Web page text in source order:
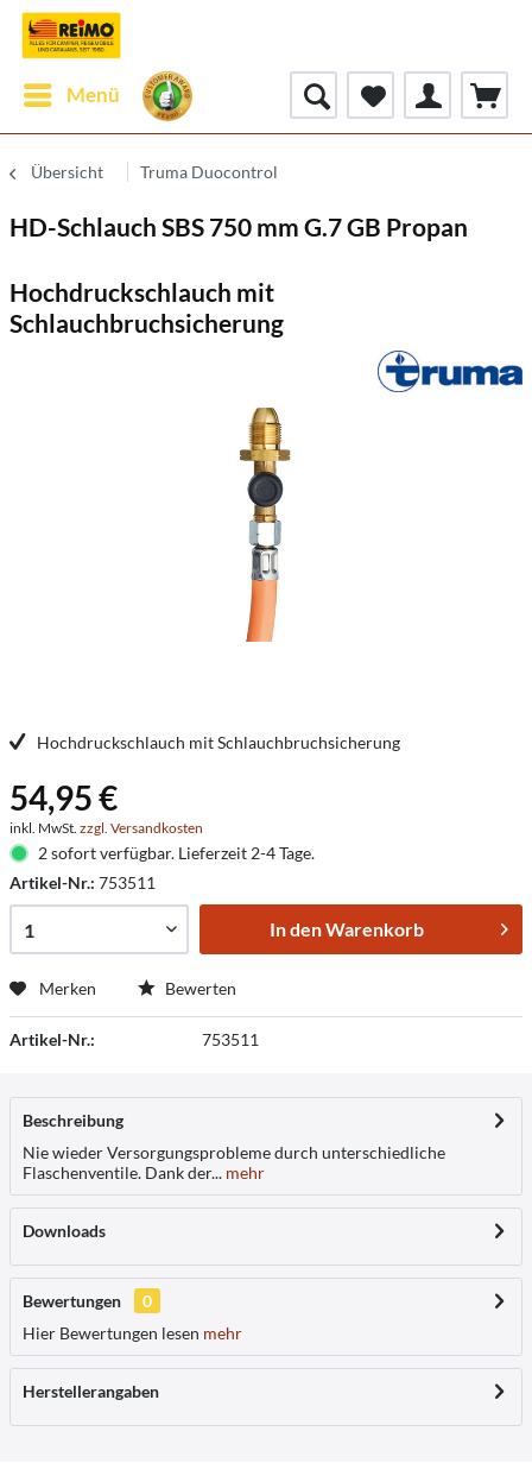
Menü
Übersicht Truma Duocontrol
HD-Schlauch SBS 750 mm G.7 GB Propan
Hochdruckschlauch mit
Schlauchbruchsicherung
Hochdruckschlauch mit Schlauchbruchsicherung
54,95 €
inkl. MwSt. zzgl. Versandkosten
2 sofort verfügbar. Lieferzeit 2-4 Tage.
Artikel-Nr.: 753511
In denWarenkorb
Merken Bewerten
Artikel-Nr.: 753511
Beschreibung
Nie wieder Versorgungsprobleme durch unterschiedliche
Flaschenventile. Dank der... mehr
Downloads
Bewertungen
0
Hier Bewertungen lesen mehr
Herstellerangaben